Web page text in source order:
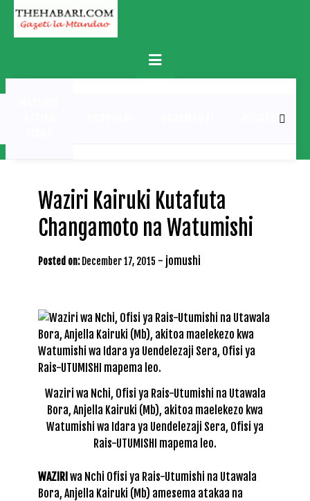
Skip
content
Primary
Menu
MICHEZO
Waziri Kairuki Kutafuta
Changamoto na Watumishi
Posted on: December 17, 2015 - jomushi
Waziri wa Nchi, Ofisi ya Rais-Utumishi na Utawala
Bora, Anjella Kairuki (Mb), akitoa maelekezo kwa
Watumishi wa Idara ya Uendelezaji Sera, Ofisi ya
Rais-UTUMISHI mapema leo.
WAZIRIwa Nchi Ofisi ya Rais-Utumishi na Utawala
Bora, Anjella Kairuki (Mb) amesema atakaa na